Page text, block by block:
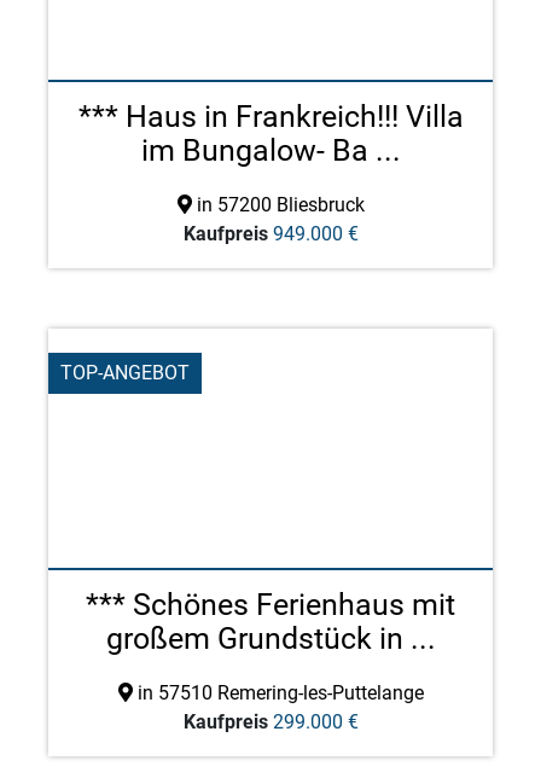
*** Haus in Frankreich!!! Villa
im Bungalow- Ba ...
in 57200 Bliesbruck
Kaufpreis 949.000 €
TOP-ANGEBOT
*** Schönes Ferienhaus mit
großem Grundstück in ...
in 57510 Remering-les-Puttelange
Kaufpreis 299.000 €